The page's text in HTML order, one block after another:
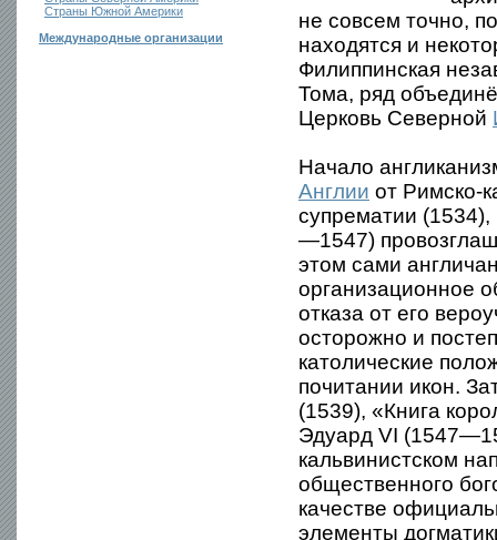
Страны Южной Америки
Международные организации
не совсем точно,
находятся и
Филиппинская
Тома, ряд
Церковь Северной
Начало
Англии от Римско-
супрематии (1534),
—1547)
этом сами
организационное
отказа от его
осторожно и
католические
почитании икон.
(1539), «Книга
Эдуард VI
кальвинистском
общественного
качестве
элементы